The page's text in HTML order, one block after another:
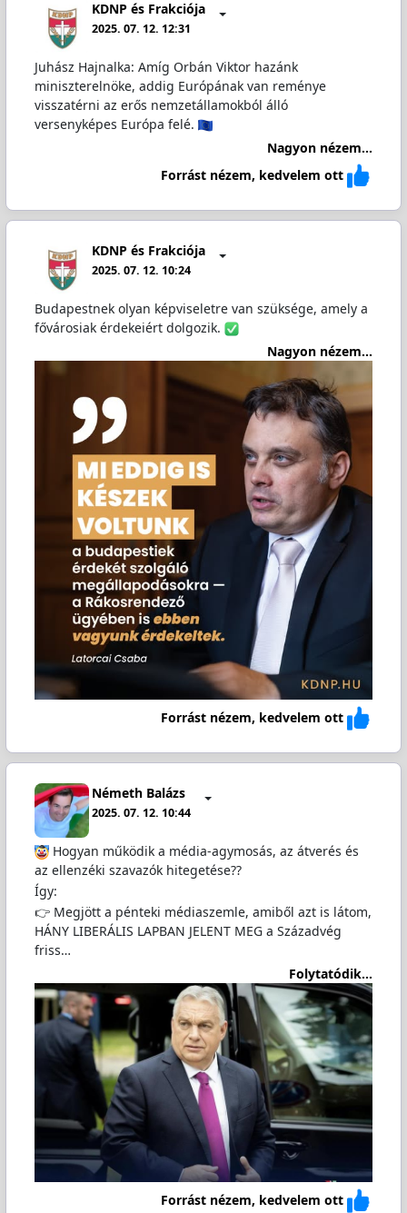
KDNP és Frakciója
2025. 07. 12. 12:31
Juhász Hajnalka: Amíg Orbán Viktor hazánk
miniszterelnöke, addig Európának van reménye
visszatérni az erős nemzetállamokból álló
versenyképes Európa felé.
Nagyon nézem...
Forrást nézem, kedvelem ott
KDNP és Frakciója
2025. 07. 12. 10:24
Budapestnek olyan képviseletre van szüksége, amely a
fővárosiak érdekeiért dolgozik.
Nagyon nézem...
Forrást nézem, kedvelem ott
Németh Balázs
2025. 07. 12. 10:44
Hogyan működik a média-agymosás, az átverés és
az ellenzéki szavazók hitegetése??
Így:
👉 Megjött a pénteki médiaszemle, amiből azt is látom,
HÁNY LIBERÁLIS LAPBAN JELENT MEG a Századvég
friss…
Folytatódik...
Forrást nézem, kedvelem ott